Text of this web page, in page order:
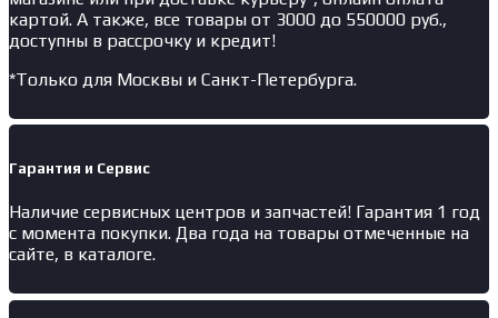
картой. А также, все товары от 3000 до 550000 руб.,
доступны в рассрочку и кредит!
*Только для Москвы и Санкт-Петербурга.
Гарантия и Сервис
Наличие сервисных центров и запчастей! Гарантия 1 год
с момента покупки. Два года на товары отмеченные на
сайте, в каталоге.